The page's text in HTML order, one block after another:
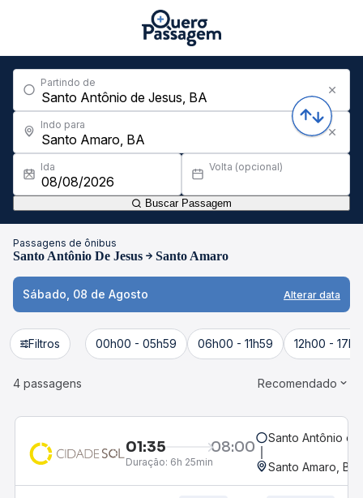
Partindo de
Indo para
Ida Volta (opcional)
Buscar Passagem
Passagens de ônibus
Santo Antônio De Jesus Santo Amaro
Sábado, 08 de Agosto Alterar data
Filtros 00h00 - 05h59 06h00 - 11h59 12h00 -
4 passagens Recomendado
01:35 08:00
Duração: 6h 25min
Santo Antônio de
Santo Amaro, BA